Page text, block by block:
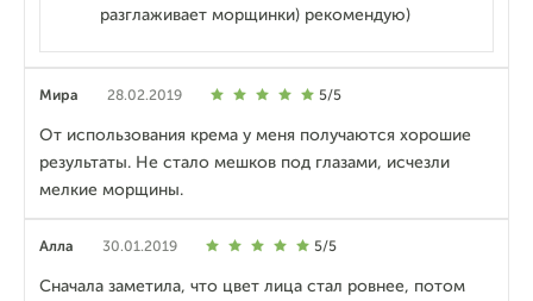
разглаживает морщинки) рекомендую)
Мира 28.02.2019 5/5
От использования крема у меня получаются хорошие
результаты. Не стало мешков под глазами, исчезли
мелкие морщины.
Алла 30.01.2019 5/5
Сначала заметила, что цвет лица стал ровнее, потом